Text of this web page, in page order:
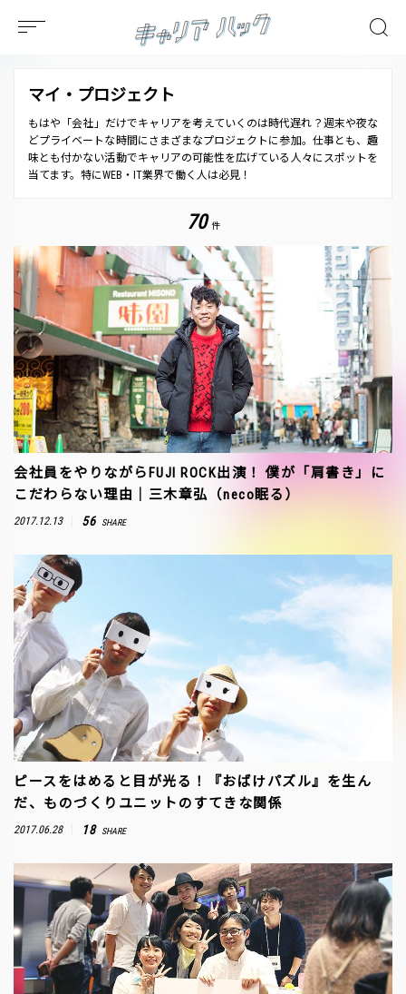
マイ・プロジェクト
もはや「会社」だけでキャリアを考えていくのは時代遅れ？週末や夜な
どプライベートな時間にさまざまなプロジェクトに参加。仕事とも、趣
味とも付かない活動でキャリアの可能性を広げている人々にスポットを
当てます。特にWEB・IT業界で働く人は必見！
70 件
会社員をやりながらFUJI ROCK出演！ 僕が「肩書き」に
こだわらない理由｜三木章弘（neco眠る）
2017.12.13 56 SHARE
ピースをはめると目が光る！『おばけパズル』を生ん
だ、ものづくりユニットのすてきな関係
2017.06.28 18 SHARE